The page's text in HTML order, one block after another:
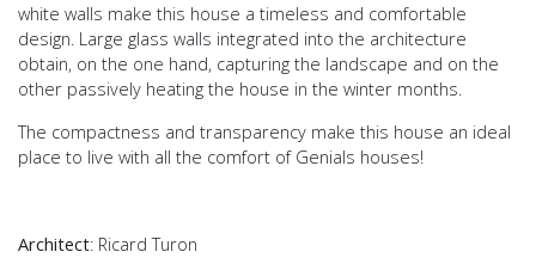
white walls make this house a timeless and comfortable
design. Large glass walls integrated into the architecture
obtain, on the one hand, capturing the landscape and on the
other passively heating the house in the winter months.
The compactness and transparency make this house an ideal
place to live with all the comfort of Genials houses!
Architect: Ricard Turon